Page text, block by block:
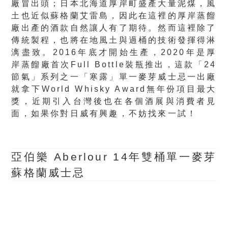
廠冒出頭；日本北海道厚岸町盛產大量泥煤，風
土也近似蘇格蘭艾雷島，因此在這裡的厚岸蒸餾
廠出產的酒款自然讓人有了期待。然而這裡除了
傳統製程，也將在地風土與過桶的技術發揮得淋
漓盡致。2016年底才開始生產，2020年是厚
岸蒸餾廠首次Full Bottle裝瓶推出，這款「24
節氣」系列之一「寒露」單一麥芽威士忌一出廠
就拿下World Whisky Award無年份項目最大
獎，近期引入台灣後也在各個酒展與消費者見
面，如果你對日威有興趣，不妨找來一試！
亞伯樂 Aberlour 14年雙桶單一麥芽
蘇格蘭威士忌